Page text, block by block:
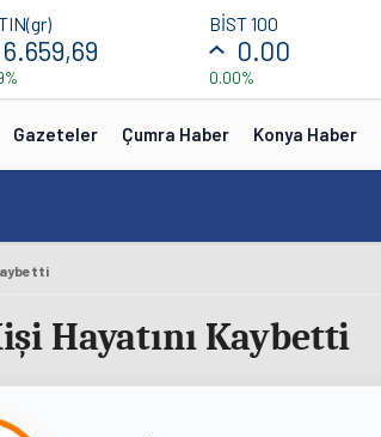
6.659,69
BİST 100
0.00
0.00%
Gazeteler Çumra Haber Konya Haber
Hayatını Kaybetti